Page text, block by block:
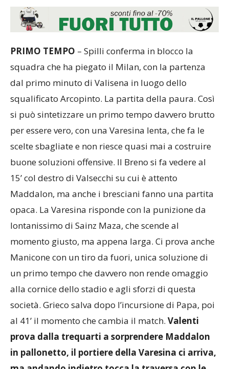
dal primo minuto di Valisena in luogo dello
scelte sbagliate e non riesce quasi mai a costruire
società. Grieco salva dopo l’incursione di Papa, poi
al 41’ il momento che cambia il match. Valenti
prova dalla trequarti a sorprendere Maddalon
in pallonetto, il portiere della Varesina ci arriva,